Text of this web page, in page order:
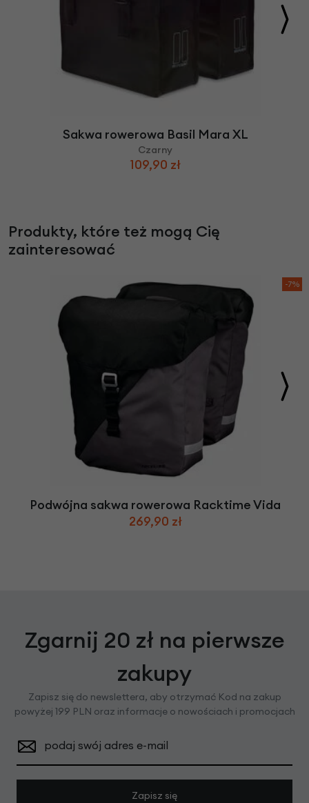
Sakwa rowerowa Basil Mara XL
Czarny
109,90 zł
Produkty, które też mogą Cię
zainteresować
-7%
Podwójna sakwa rowerowa Racktime Vida
269,90 zł
Zgarnij 20 zł na pierwsze
zakupy
Zapisz się do newslettera, aby otrzymać Kod na zakup
powyżej 199 PLN oraz informacje o nowościach i promocjach
podaj swój adres e-mail
Zapisz się